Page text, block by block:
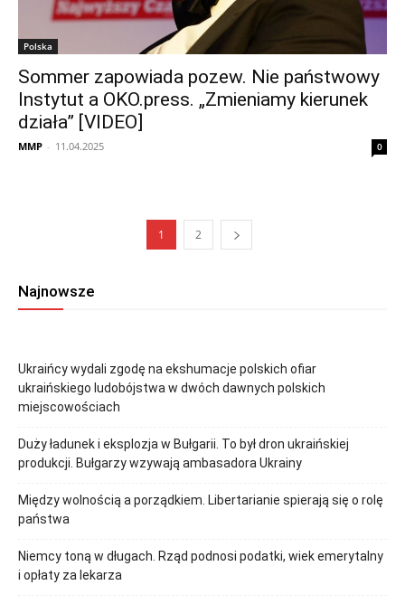
Polska
Sommer zapowiada pozew. Nie państwowy
Instytut a OKO.press. „Zmieniamy kierunek
działa” [VIDEO]
MMP - 11.04.2025 0
1 2
Najnowsze
Ukraińcy wydali zgodę na ekshumacje polskich ofiar
ukraińskiego ludobójstwa w dwóch dawnych polskich
miejscowościach
Duży ładunek i eksplozja w Bułgarii. To był dron ukraińskiej
produkcji. Bułgarzy wzywają ambasadora Ukrainy
Między wolnością a porządkiem. Libertarianie spierają się o rolę
państwa
Niemcy toną w długach. Rząd podnosi podatki, wiek emerytalny
i opłaty za lekarza